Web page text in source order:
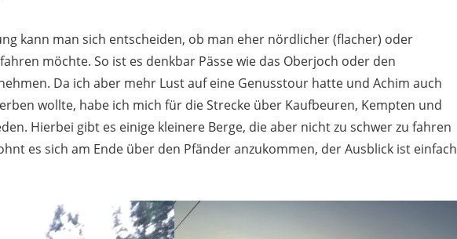
kann man sich entscheiden, ob man eher nördlicher (flacher) oder
möchte. So ist es denkbar Pässe wie das Oberjoch oder den
Da ich aber mehr Lust auf eine Genusstour hatte und Achim auch
wollte, habe ich mich für die Strecke über Kaufbeuren, Kempten und
Hierbei gibt es einige kleinere Berge, die aber nicht zu schwer zu fahren
es sich am Ende über den Pfänder anzukommen, der Ausblick ist einfach